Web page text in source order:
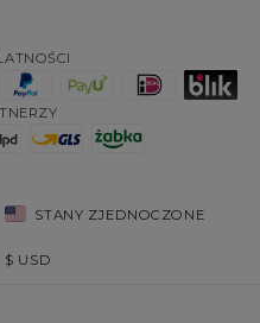
STANY ZJEDNOCZONE
$ USD